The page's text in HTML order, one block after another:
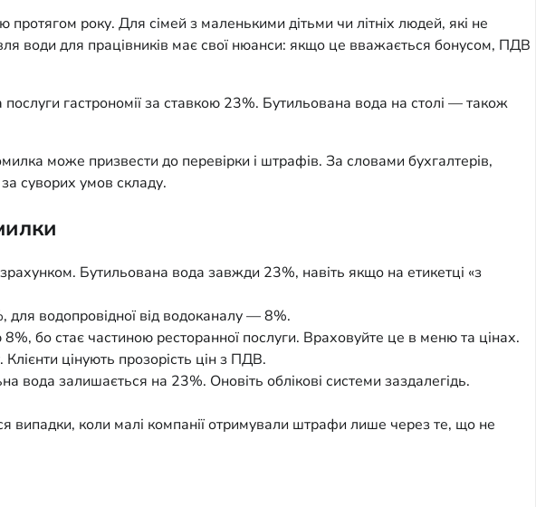
року. Для сімей з маленькими дітьми чи літніх людей, які не
води для працівників має свої нюанси: якщо це вважається бонусом, ПДВ
гастрономії за ставкою 23%. Бутильована вода на столі — також
може призвести до перевірки і штрафів. За словами бухгалтерів,
суворих умов складу.
Бутильована вода завжди 23%, навіть якщо на етикетці «з
водопровідної від водоканалу — 8%.
бо стає частиною ресторанної послуги. Враховуйте це в меню та цінах.
цінують прозорість цін з ПДВ.
вода залишається на 23%. Оновіть облікові системи заздалегідь.
випадки, коли малі компанії отримували штрафи лише через те, що не